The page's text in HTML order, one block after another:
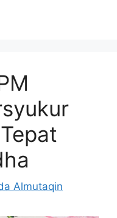
Almutaqin